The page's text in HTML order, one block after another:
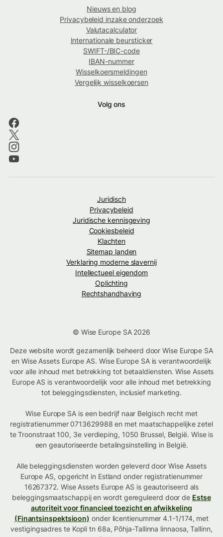
Nieuws en blog
Privacybeleid inzake onderzoek
Valutacalculator
Internationale beursticker
SWIFT-/BIC-code
IBAN-nummer
Wisselkoersmeldingen
Vergelijk wisselkoersen
Volg ons
Juridisch
Privacybeleid
Juridische kennisgeving
Cookiesbeleid
Klachten
Sitemap landen
Verklaring moderne slavernij
Intellectueel eigendom
Oplichting
Rechtshandhaving
© Wise Europe SA 2026
Deze website wordt gezamenlijk beheerd door Wise Europe SA
en Wise Assets Europe AS. Wise Europe SA is verantwoordelijk
voor alle inhoud met betrekking tot betaaldiensten. Wise Assets
Europe AS is verantwoordelijk voor alle inhoud met betrekking
tot beleggingsdiensten, inclusief marketing.
Wise Europe SA is een bedrijf naar Belgisch recht met
registratienummer 0713629988 en met maatschappelijke zetel
te Troonstraat 100, 3e verdieping, 1050 Brussel, België. Wise is
een geautoriseerde betalingsinstelling in België.
Alle beleggingsdiensten worden geleverd door Wise Assets
Europe AS, opgericht in Estland onder registratienummer
16267372. Wise Assets Europe AS is geautoriseerd als
beleggingsmaatschappij en wordt gereguleerd door de Estse
autoriteit voor financieel toezicht en afwikkeling
(Finantsinspektsioon) onder licentienummer 4.1-1/174, met
vestigingsadres te Kopli tn 68a, Põhja-Tallinna linnaosa, Tallinn,